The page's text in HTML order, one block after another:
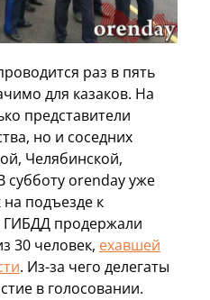
раз в пять
для казаков. На
представители
но и соседних
Челябинской,
субботу orenday уже
на подъезде к
ГИБДД продержали
30 человек, ехавшей
. Из-за чего делегаты
в голосовании.